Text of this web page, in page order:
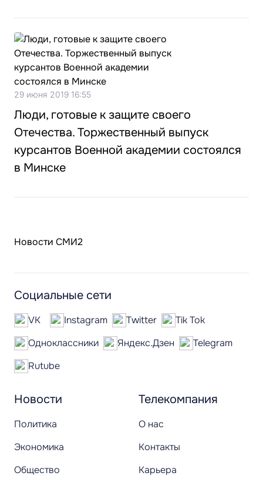
29 июня 2019 16:55
Люди, готовые к защите своего
Отечества. Торжественный выпуск
курсантов Военной академии состоялся
в Минске
Новости СМИ2
Новости
Политика
Экономика
Общество
Телекомпания
О нас
Контакты
Карьера
Социальные сети
VK Instagram Twitter
Tik Tok
Одноклассники
Яндекс.Дзен
Telegram
Rutube